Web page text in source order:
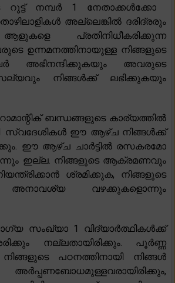
നമ്പർ 1 നേതാക്കൾക്കോ
അല്ലെങ്കിൽ ദരിദ്രരും
പ്രതിനിധീകരിക്കുന്ന
ഉന്നമനത്തിനായുള്ള നിങ്ങളുടെ
അഭിനന്ദിക്കുകയും അവരുടെ
നിങ്ങൾക്ക് ലഭിക്കുകയും
ബന്ധങ്ങളുടെ കാര്യത്തിൽ
സ്വദേശികൾ ഈ ആഴ്ച നിങ്ങൾക്ക്
ഈ ആഴ്‌ച ചാർട്ടിൽ രസകരമോ
ഇല്ല. നിങ്ങളുടെ ആക്രമണവും
ശ്രമിക്കുക, നിങ്ങളുടെ
അനാവശ്യ വഴക്കുകളൊന്നും
സംഖ്യാ 1 വിദ്യാർത്ഥികൾക്ക്
നല്ലതായിരിക്കും. പൂർണ്ണ
പഠനത്തിനായി നിങ്ങൾ